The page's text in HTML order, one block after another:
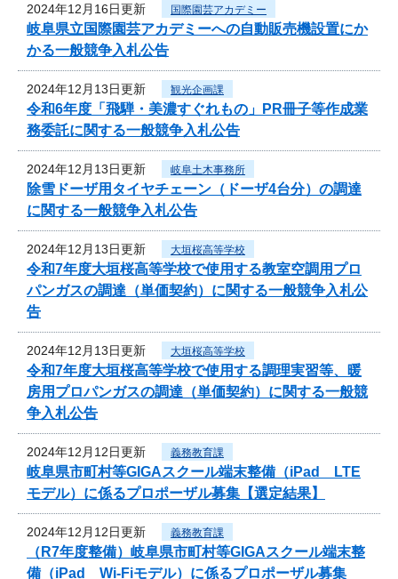
2024年12月16日更新 国際園芸アカデミー
岐阜県立国際園芸アカデミーへの自動販売機設置にか
かる一般競争入札公告
2024年12月13日更新 観光企画課
令和6年度「飛騨・美濃すぐれもの」PR冊子等作成業
務委託に関する一般競争入札公告
2024年12月13日更新 岐阜土木事務所
除雪ドーザ用タイヤチェーン（ドーザ4台分）の調達
に関する一般競争入札公告
2024年12月13日更新 大垣桜高等学校
令和7年度大垣桜高等学校で使用する教室空調用プロ
パンガスの調達（単価契約）に関する一般競争入札公
告
2024年12月13日更新 大垣桜高等学校
令和7年度大垣桜高等学校で使用する調理実習等、暖
房用プロパンガスの調達（単価契約）に関する一般競
争入札公告
2024年12月12日更新 義務教育課
岐阜県市町村等GIGAスクール端末整備（iPad LTE
モデル）に係るプロポーザル募集【選定結果】
2024年12月12日更新 義務教育課
（R7年度整備）岐阜県市町村等GIGAスクール端末整
備（iPad Wi-Fiモデル）に係るプロポーザル募集